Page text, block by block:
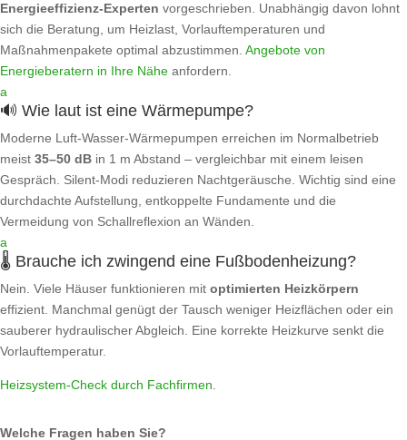
Energieeffizienz‑Experten vorgeschrieben. Unabhängig davon lohnt
sich die Beratung, um Heizlast, Vorlauftemperaturen und
Maßnahmenpakete optimal abzustimmen. Angebote von
Energieberatern in Ihre Nähe anfordern.
a
🔊 Wie laut ist eine Wärmepumpe?
Moderne Luft‑Wasser‑Wärmepumpen erreichen im Normalbetrieb
meist 35–50 dB in 1 m Abstand – vergleichbar mit einem leisen
Gespräch. Silent‑Modi reduzieren Nachtgeräusche. Wichtig sind eine
durchdachte Aufstellung, entkoppelte Fundamente und die
Vermeidung von Schallreflexion an Wänden.
a
🌡️ Brauche ich zwingend eine Fußbodenheizung?
Nein. Viele Häuser funktionieren mit optimierten Heizkörpern
effizient. Manchmal genügt der Tausch weniger Heizflächen oder ein
sauberer hydraulischer Abgleich. Eine korrekte Heizkurve senkt die
Vorlauftemperatur.
Heizsystem‑Check durch Fachfirmen.
Welche Fragen haben Sie?